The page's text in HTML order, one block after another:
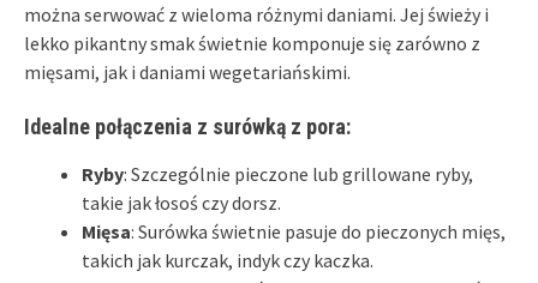
można serwować z wieloma różnymi daniami. Jej świeży i
lekko pikantny smak świetnie komponuje się zarówno z
mięsami, jak i daniami wegetariańskimi.
Idealne połączenia z surówką z pora:
Ryby: Szczególnie pieczone lub grillowane ryby,
takie jak łosoś czy dorsz.
Mięsa: Surówka świetnie pasuje do pieczonych mięs,
takich jak kurczak, indyk czy kaczka.